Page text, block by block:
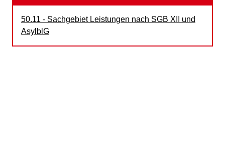
50.11 - Sachgebiet Leistungen nach SGB XII und
AsylblG